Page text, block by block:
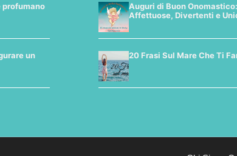
profumano
un
Auguri di Buon
Affettuose, Divertenti e
20 Frasi Sul Mare Che Ti